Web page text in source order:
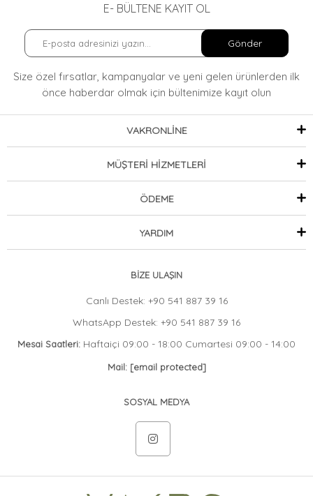
E- BÜLTENE KAYIT OL
Gönder
Size özel fırsatlar, kampanyalar ve yeni gelen ürünlerden ilk
önce haberdar olmak için bültenimize kayıt olun
VAKRONLİNE
MÜŞTERİ HİZMETLERİ
ÖDEME
YARDIM
BİZE ULAŞIN
Canlı Destek: +90 541 887 39 16
WhatsApp Destek: +90 541 887 39 16
Mesai Saatleri: Haftaiçi 09:00 - 18:00 Cumartesi 09:00 - 14:00
Mail: [email protected]
SOSYAL MEDYA